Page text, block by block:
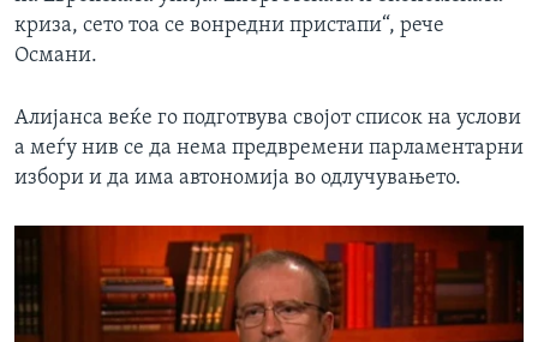
криза, сето тоа се вонредни пристапи“, рече
Османи.
Алијанса веќе го подготвува својот список на услови
а меѓу нив се да нема предвремени парламентарни
избори и да има автономија во одлучувањето.